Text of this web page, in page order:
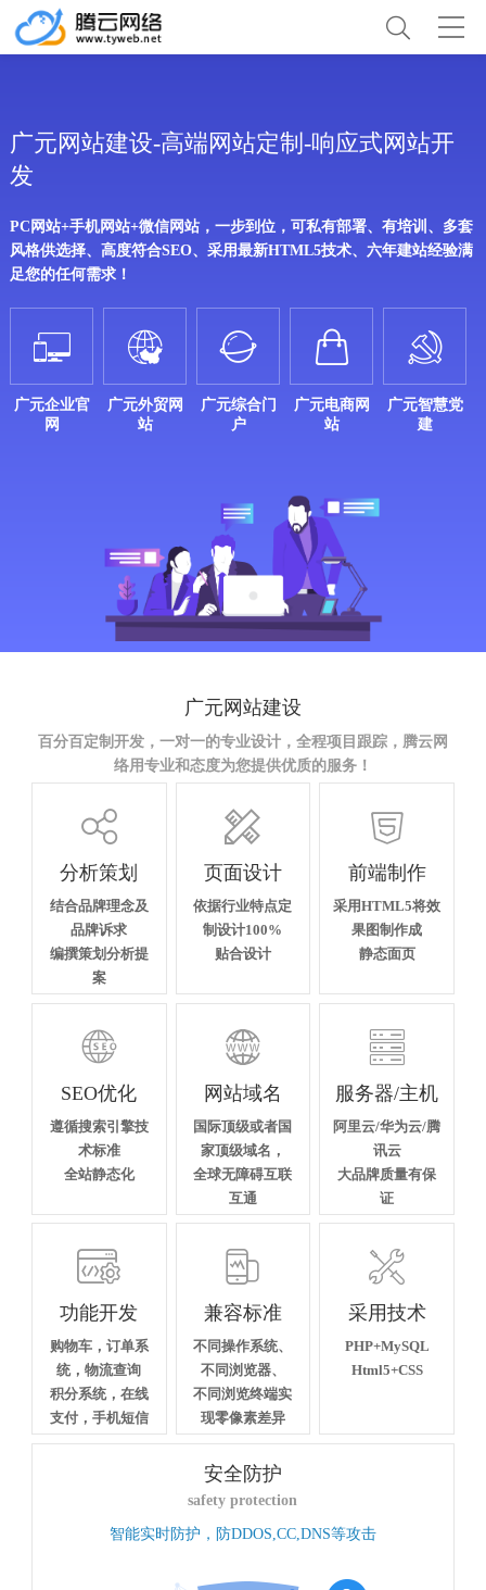
广元网站建设-高端网站定制-响应式网站开
发
PC网站+手机网站+微信网站，一步到位，可私有部署、有培训、多套
风格供选择、高度符合SEO、采用最新HTML5技术、六年建站经验满
足您的任何需求！

广元企业官
网

广元外贸网
站

广元综合门
户

广元电商网
站

广元智慧党
建
广元网站建设
百分百定制开发，一对一的专业设计，全程项目跟踪，腾云网
络用专业和态度为您提供优质的服务！

分析策划
结合品牌理念及
品牌诉求
编撰策划分析提
案

页面设计
依据行业特点定
制设计100%
贴合设计

前端制作
采用HTML5将效
果图制作成
静态面页

SEO优化
遵循搜索引擎技
术标准
全站静态化

网站域名
国际顶级或者国
家顶级域名，
全球无障碍互联
互通

服务器/主机
阿里云/华为云/腾
讯云
大品牌质量有保
证

功能开发
购物车，订单系
统，物流查询
积分系统，在线
支付，手机短信

兼容标准
不同操作系统、
不同浏览器、
不同浏览终端实
现零像素差异

采用技术
PHP+MySQL
Html5+CSS
安全防护
safety protection
智能实时防护，防DDOS,CC,DNS等攻击